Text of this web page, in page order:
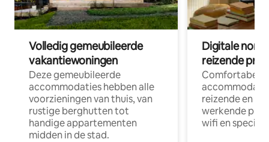
Volledig gemeubileerde
vakantiewoningen
Deze gemeubileerde
accommodaties hebben alle
voorzieningen van thuis, van
rustige berghutten tot
handige appartementen
midden in de stad.
Digitale
reizende
Comfortabele
reizende en
werkende
wifi en